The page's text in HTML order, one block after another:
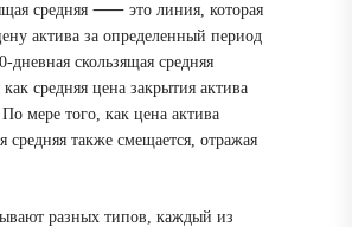
средняя ⸺ это линия, которая
актива за определенный период
скользящая средняя
средняя цена закрытия актива
мере того, как цена актива
средняя также смещается, отражая
разных типов, каждый из